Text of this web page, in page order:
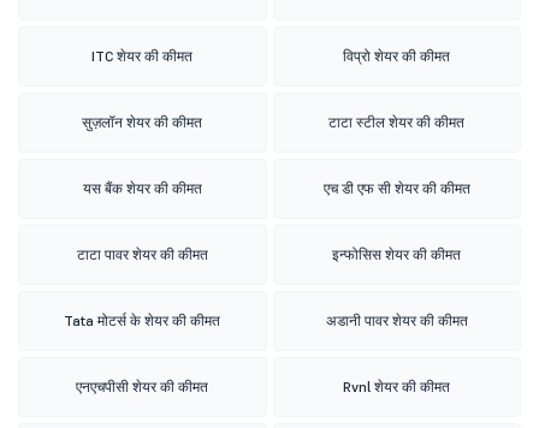
ITC शेयर की कीमत विप्रो शेयर की कीमत
सुज़लॉन शेयर की कीमत टाटा स्टील शेयर की कीमत
यस बैंक शेयर की कीमत एच डी एफ सी शेयर की कीमत
टाटा पावर शेयर की कीमत इन्फोसिस शेयर की कीमत
Tata मोटर्स के शेयर की कीमत अडानी पावर शेयर की कीमत
एनएचपीसी शेयर की कीमत Rvnl शेयर की कीमत